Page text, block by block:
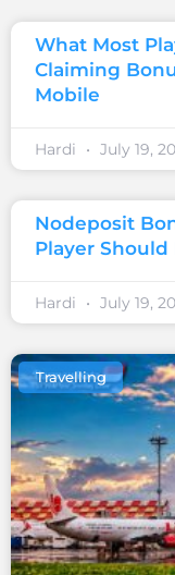
What Most
Claiming
Mobile
Hardi July 19,
Nodeposit
Player Should
Hardi July 19,
Travelling